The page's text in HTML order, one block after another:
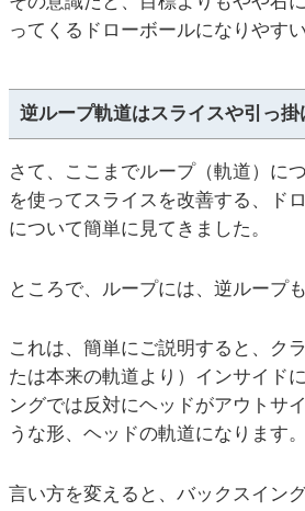
ってくるドローボールになりやす
逆ループ軌道はスライスや引っ掛
さて、ここまでループ（軌道）に
を使ってスライスを改善する、ド
について簡単に見てきました。
ところで、ループには、逆ループ
これは、簡単にご説明すると、ク
たは本来の軌道より）インサイド
ングでは反対にヘッドがアウトサ
うな形、ヘッドの軌道になります。
言い方を変えると、バックスイン